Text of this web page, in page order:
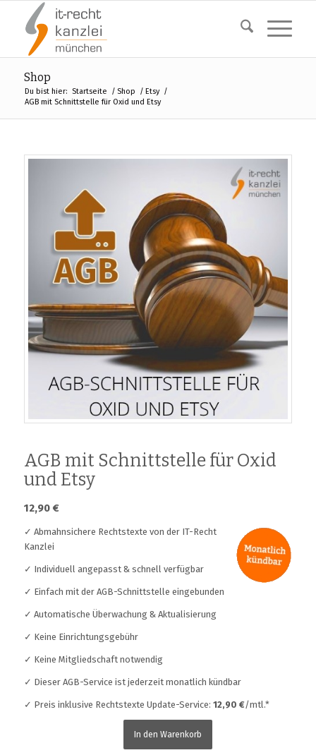
Shop
Du bist hier: Startseite / Shop / Etsy /
AGB mit Schnittstelle für Oxid und Etsy
AGB mit Schnittstelle für Oxid
und Etsy
12,90 €
✓ Abmahnsichere Rechtstexte von der IT-Recht
Kanzlei
✓ Individuell angepasst & schnell verfügbar
✓ Einfach mit der AGB-Schnittstelle eingebunden
✓ Automatische Überwachung & Aktualisierung
✓ Keine Einrichtungsgebühr
✓ Keine Mitgliedschaft notwendig
✓ Dieser AGB-Service ist jederzeit monatlich kündbar
✓ Preis inklusive Rechtstexte Update-Service: 12,90 €/mtl.*
In den Warenkorb